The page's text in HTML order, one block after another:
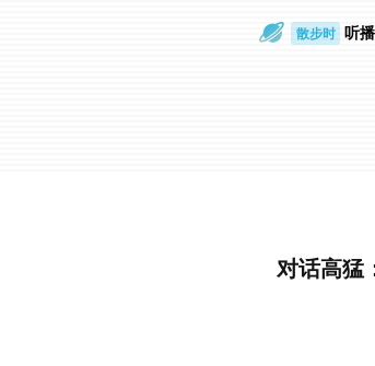
散步时 听
对话高猛